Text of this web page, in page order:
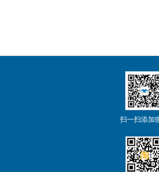
扫一扫添加